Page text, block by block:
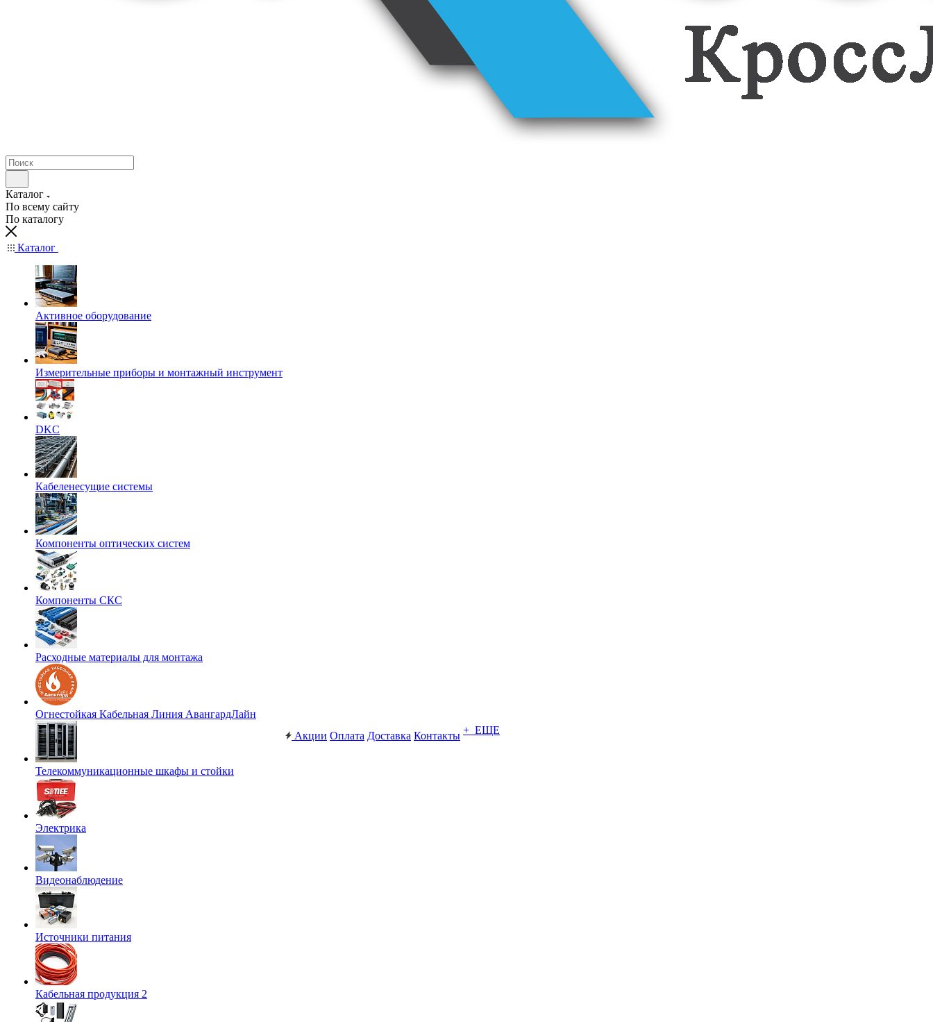
Каталог
По всему сайту
По каталогу
Каталог
Активное оборудование
Измерительные приборы и монтажный инструмент
DKC
Кабеленесущие системы
Компоненты оптических систем
Компоненты СКС
Расходные материалы для монтажа
Огнестойкая Кабельная Линия АвангардЛайн
Телекоммуникационные шкафы и стойки
Электрика
Видеонаблюдение
Источники питания
Кабельная продукция 2
Акции Оплата Доставка Контакты + ЕЩЕ